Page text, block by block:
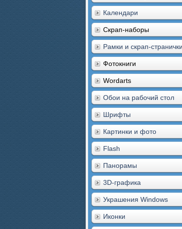
Календари
Скрап-наборы
Рамки и скрап-странички
Фотокниги
Wordarts
Обои на рабочий стол
Шрифты
Картинки и фото
Flash
Панорамы
3D-графика
Украшения Windows
Иконки